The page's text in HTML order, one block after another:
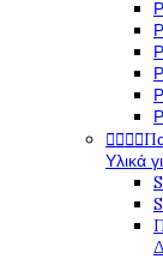
   
Υλικά